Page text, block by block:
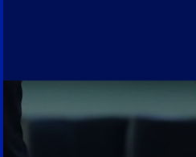
per la 13ª giornata